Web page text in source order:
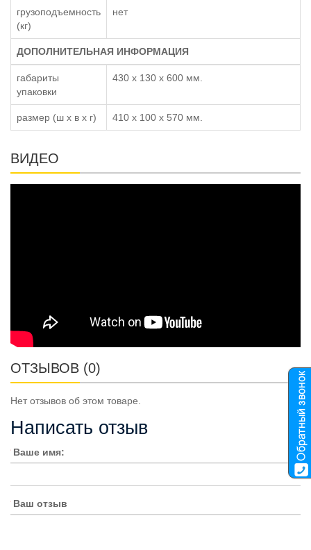
грузоподъемность
(кг)
нет
ДОПОЛНИТЕЛЬНАЯ ИНФОРМАЦИЯ
габариты
упаковки
430 x 130 x 600 мм.
размер (ш x в x г) 410 x 100 x 570 мм.
ВИДЕО
ОТЗЫВОВ (0)
Нет отзывов об этом товаре.
Написать отзыв
Ваше имя:
Ваш отзыв